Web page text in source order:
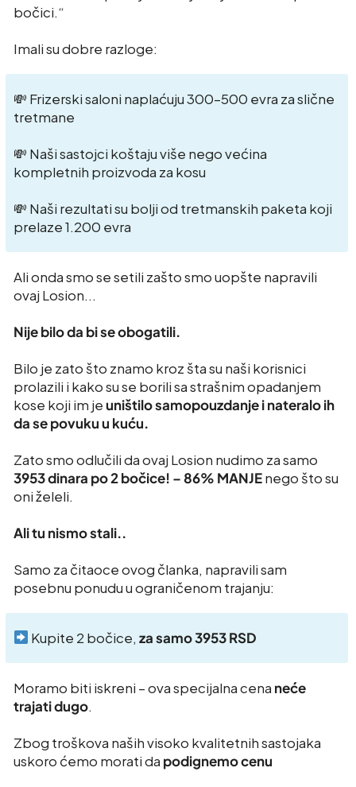
bočici.“
Imali su dobre razloge:
💸 Frizerski saloni naplaćuju 300–500 evra za slične
tretmane
💸 Naši sastojci koštaju više nego većina
kompletnih proizvoda za kosu
💸 Naši rezultati su bolji od tretmanskih paketa koji
prelaze 1.200 evra
Ali onda smo se setili zašto smo uopšte napravili
ovaj Losion...
Nije bilo da bi se obogatili.
Bilo je zato što znamo kroz šta su naši korisnici
prolazili i kako su se borili sa strašnim opadanjem
kose koji im jeuništilo samopouzdanje i nateralo ih
da se povuku u kuću.
Zato smo odlučili da ovaj Losion nudimo za samo
3953 dinara po 2 bočice! – 86% MANJEnego što su
oni želeli.
Ali tu nismo stali..
Samo za čitaoce ovog članka, napravili sam
posebnu ponudu u ograničenom trajanju:
Kupite 2 bočice,za samo 3953 RSD
Moramo biti iskreni – ova specijalna cena neće
trajati dugo.
Zbog troškova naših visoko kvalitetnih sastojaka
uskoro ćemo morati da podignemo cenu